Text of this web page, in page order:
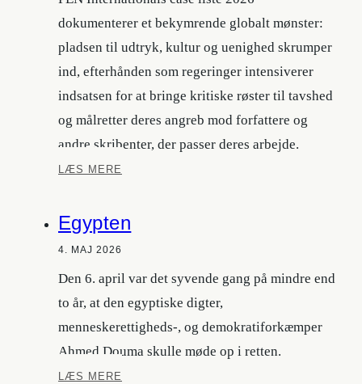
dokumenterer et bekymrende globalt mønster:
pladsen til udtryk, kultur og uenighed skrumper
ind, efterhånden som regeringer intensiverer
indsatsen for at bringe kritiske røster til tavshed
og målretter deres angreb mod forfattere og
andre skribenter, der passer deres arbejde.
LÆS MERE
Egypten
4. MAJ 2026
Den 6. april var det syvende gang på mindre end
to år, at den egyptiske digter,
menneskerettigheds-, og demokratiforkæmper
Ahmed Douma skulle møde op i retten.
LÆS MERE